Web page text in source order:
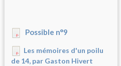
Possible n°9
Les mémoires d'un poilu
de 14, par Gaston Hivert